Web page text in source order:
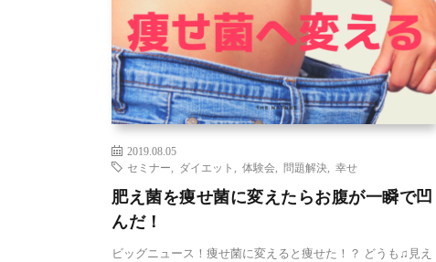
2019.08.05
セミナー
ダイエット 体験会 問題解決 幸せ
肥え菌を痩せ菌に変えたらお腹が一瞬で凹
んだ！
ビッグニュース！痩せ菌に変えると痩せた！？ どうも♫見え